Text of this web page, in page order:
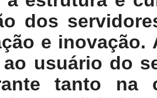
dos
e
ao usuário do
tanto